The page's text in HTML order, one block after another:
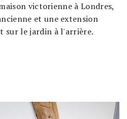
victorienne à Londres,
et une extension
sur le jardin à l'arrière.